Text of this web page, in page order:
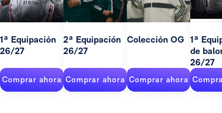
1ª Equipación
26/27
Comprar ahora
2ª Equipación
26/27
Comprar ahora
Colección OG
Comprar ahora
1ª
de
26/27